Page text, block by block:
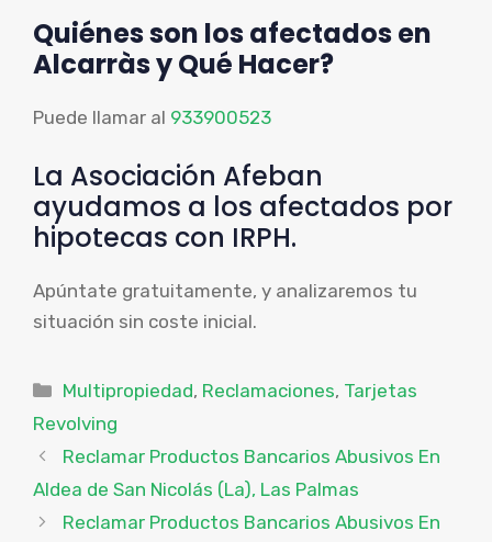
Quiénes son los afectados en
Alcarràs y Qué Hacer?
Puede llamar al 933900523
La Asociación Afeban
ayudamos a los afectados por
hipotecas con IRPH.
Apúntate gratuitamente, y analizaremos tu
situación sin coste inicial.
Categorías
Multipropiedad, Reclamaciones, Tarjetas
Revolving
Reclamar Productos Bancarios Abusivos En
Aldea de San Nicolás (La), Las Palmas
Reclamar Productos Bancarios Abusivos En